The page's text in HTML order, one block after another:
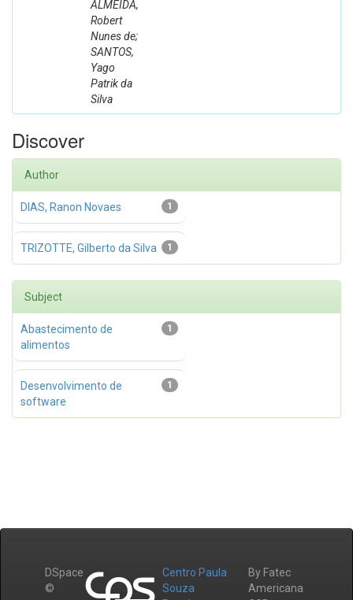
ALMEIDA,
Robert
Nunes de;
SANTOS,
Yago
Patrik da
Silva
Discover
Author
1
DIAS, Ranon Novaes
1
TRIZOTTE, Gilberto da Silva
Subject
1
Abastecimento de
alimentos
1
Desenvolvimento de
software
DSpace
©
Centro Paula
Souza
By Fatec
Americana